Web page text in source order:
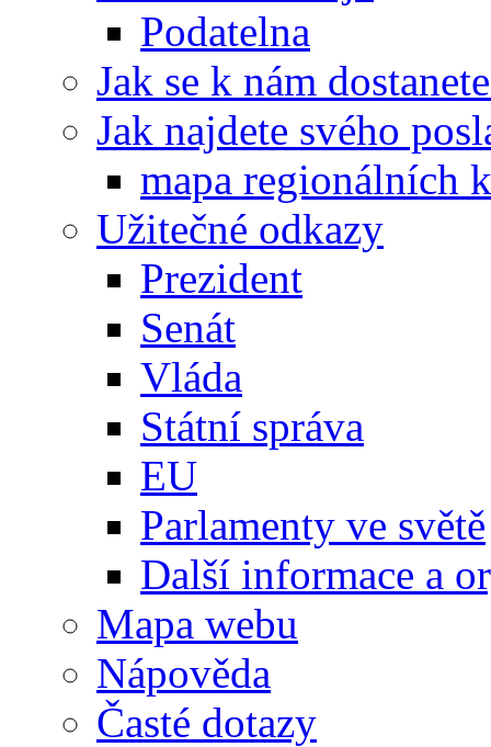
Podatelna
Jak se k nám
Jak najdete svého
mapa regionálních
Užitečné odkazy
Prezident
Senát
Vláda
Státní správa
EU
Parlamenty ve světě
Další informace a
Mapa webu
Nápověda
Časté dotazy